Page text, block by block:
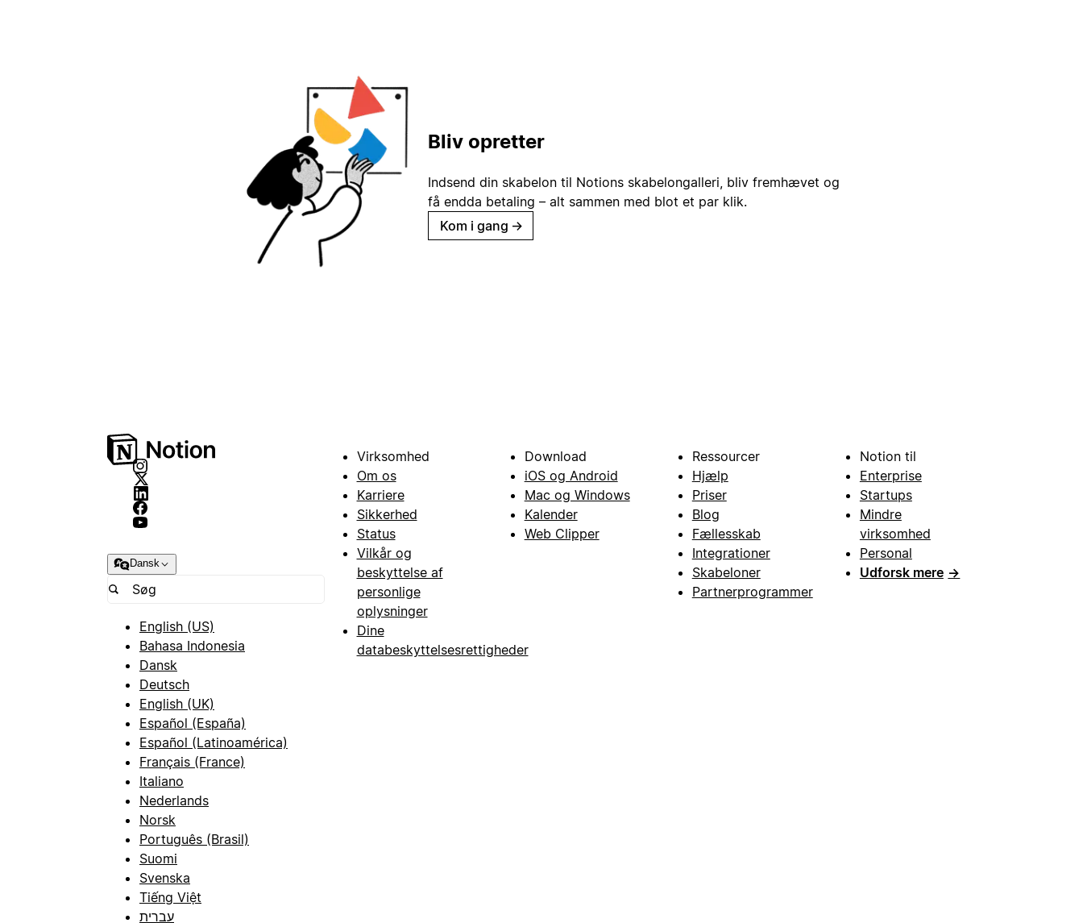
Bliv opretter
Indsend din skabelon til Notions skabelongalleri, bliv fremhævet og
få endda betaling – alt sammen med blot et par klik.
Kom i gang →
Dansk
English (US)
Bahasa Indonesia
Dansk
Deutsch
English (UK)
Español (España)
Español (Latinoamérica)
Français (France)
Italiano
Nederlands
Norsk
Português (Brasil)
Suomi
Svenska
Tiếng Việt
עברית
Virksomhed
Om os
Karriere
Sikkerhed
Status
Vilkår og
beskyttelse af
personlige
oplysninger
Dine
databeskyttelsesrettigheder
Download
iOS og Android
Mac og Windows
Kalender
Web Clipper
Ressourcer
Hjælp
Priser
Blog
Fællesskab
Integrationer
Skabeloner
Partnerprogrammer
Notion til
Enterprise
Startups
Mindre
virksomhed
Personal
Udforsk mere →